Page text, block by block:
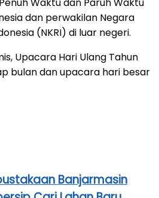
dan perwakilan Negara
(NKRI) di luar negeri.
Upacara Hari Ulang Tahun
bulan dan upacara hari besar
Banjarmasin